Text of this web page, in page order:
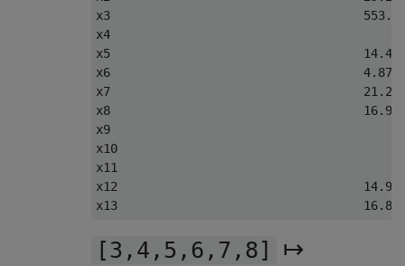
x3
x5
x6
x7
x8
x12
x13
[3,4,5,6,7,8] ↦